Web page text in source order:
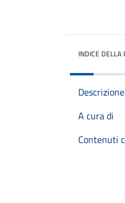
INDICE DELLA
Descrizione
A cura di
Contenuti